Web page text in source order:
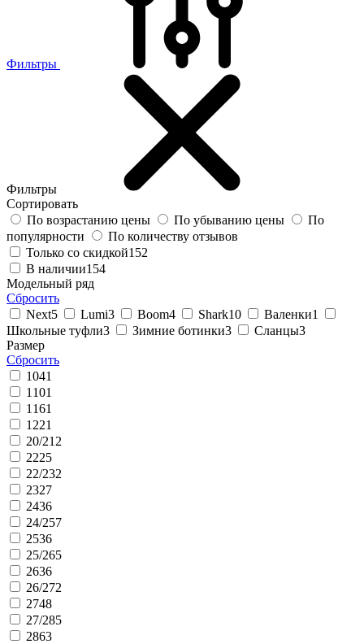
Фильтры
Фильтры
Сортировать
По возрастанию цены
По убыванию цены
По
популярности
По количеству отзывов
Только со скидкой152
В наличии154
Модельный ряд
Сбросить
Next5 Lumi3 Boom4 Shark10 Валенки1
Школьные туфли3 Зимние ботинки3 Сланцы3
Размер
Сбросить
1041
1101
1161
1221
20/21 2
2225
22/232
2327
2436
24/257
2536
25/265
2636
26/272
2748
27/285
2863